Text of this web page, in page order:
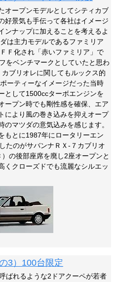
オープンモデルとしてシティカブ
好景気も手伝って各社はイメージ
ンナップに加えることを考えるよ
は主力モデルであるファミリア
Ｆ化され「赤いファミリア」で
をベンチマークとしていたと思わ
ブリオレに関してもルックス的
ーティーなイメージだった当時
として1500ccターボエンジンを
ープン時でも剛性感を確保、エア
により風の巻き込みを抑えオープ
マツダの意気込みを感じます。
もとに1987年にロータリーエン
たのがサバンナＲＸ-７カブリオ
の後部座席を廃し2座オープンと
くクローズドでも流麗なシルエッ
3）100台限定
ばれるような2ドアクーペが若者